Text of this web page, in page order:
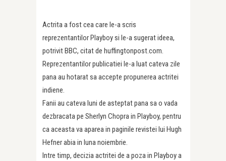
Actrita a fost cea care le-a scris
reprezentantilor Playboy si le-a sugerat ideea,
potrivit BBC, citat de huffingtonpost.com.
Reprezentantilor publicatiei le-a luat cateva zile
pana au hotarat sa accepte propunerea actritei
indiene.
Fanii au cateva luni de asteptat pana sa o vada
dezbracata pe Sherlyn Chopra in Playboy, pentru
ca aceasta va aparea in paginile revistei lui Hugh
Hefner abia in luna noiembrie.
Intre timp, decizia actritei de a poza in Playboy a